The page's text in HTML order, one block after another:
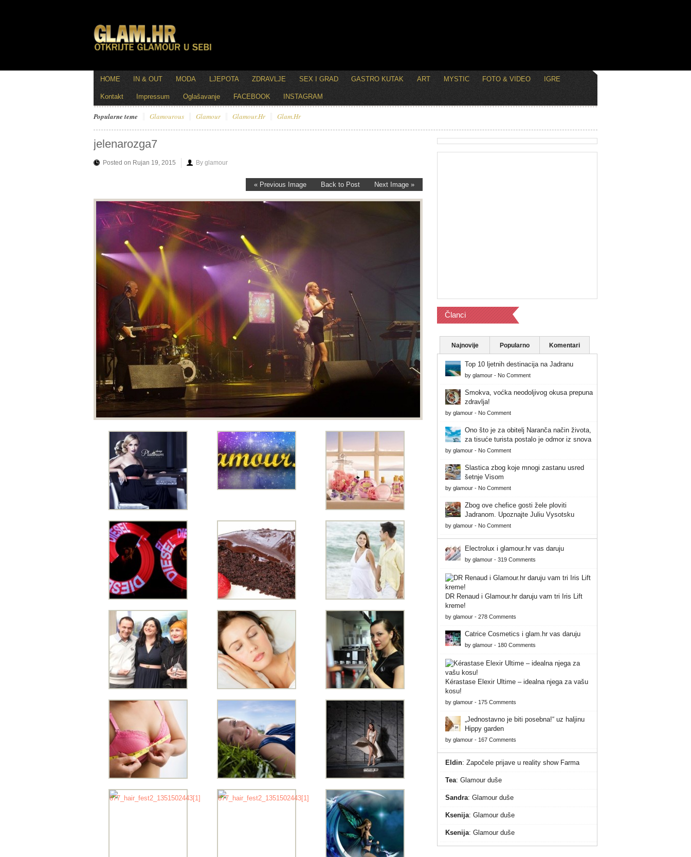
HOME IN & OUT MODA LJEPOTA ZDRAVLJE SEX I GRAD GASTRO KUTAK ART MYSTIC FOTO & VIDEO IGRE
Kontakt Impressum Oglašavanje FACEBOOK INSTAGRAM
Popularne teme Glamourous Glamour Glamour.hr Glam.hr
jelenarozga7
Posted on Rujan 19, 2015 By glamour
« Previous Image Back to Post Next Image »
Članci
Najnovije Popularno Komentari
Top 10 ljetnih destinacija na Jadranu
by glamour - No Comment
Smokva, voćka neodoljivog okusa prepuna
zdravlja!
by glamour - No Comment
Ono što je za obitelj Naranča način života,
za tisuće turista postalo je odmor iz snova
by glamour - No Comment
Slastica zbog koje mnogi zastanu usred
šetnje Visom
by glamour - No Comment
Zbog ove chefice gosti žele ploviti
Jadranom. Upoznajte Juliu Vysotsku
by glamour - No Comment
Electrolux i glamour.hr vas daruju
by glamour - 319 Comments
DR Renaud i Glamour.hr daruju vam tri Iris Lift
kreme!
by glamour - 278 Comments
Catrice Cosmetics i glam.hr vas daruju
by glamour - 180 Comments
Kérastase Elexir Ultime – idealna njega za vašu
kosu!
by glamour - 175 Comments
„Jednostavno je biti posebna!“ uz haljinu
Hippy garden
by glamour - 167 Comments
Eldin: Započele prijave u reality show Farma
Tea: Glamour duše
Sandra: Glamour duše
Ksenija: Glamour duše
Ksenija: Glamour duše